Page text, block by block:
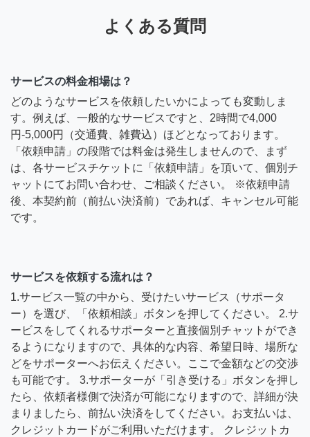
よくある質問
サービスの料金相場は？
どのようなサービスを依頼したいかによっても変動しま
す。例えば、一般的なサービスですと、2時間で4,000
円-5,000円（交通費、雑費込）ほどとなっております。
「依頼申請」の段階では料金は発生しませんので、まず
は、各サービスチケットに「依頼申請」を頂いて、個別チ
ャットにてお問い合わせ、ご相談ください。 ※依頼申請
後、本契約前（前払い決済前）であれば、キャンセル可能
です。
サービスを依頼する流れは？
1.サービス一覧の中から、受けたいサービス（サポータ
ー）を選び、「依頼相談」ボタンを押してください。 2.サ
ービスをしてくれるサポーターと直接個別チャットができ
るようになりますので、具体的な内容、希望日時、場所な
どをサポーターへお伝えください。ここで金額などの交渉
も可能です。 3.サポーターが「引き受ける」ボタンを押し
たら、依頼者様側で決済が可能になりますので、詳細が決
まりましたら、前払い決済をしてください。お支払いは、
クレジットカードがご利用いただけます。 クレジットカ